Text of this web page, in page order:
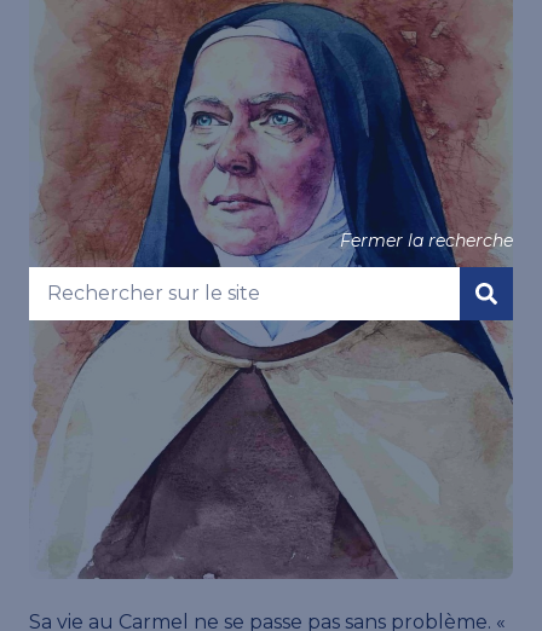
Fermer la recherche
Sa vie au Carmel ne se passe pas sans problème. «